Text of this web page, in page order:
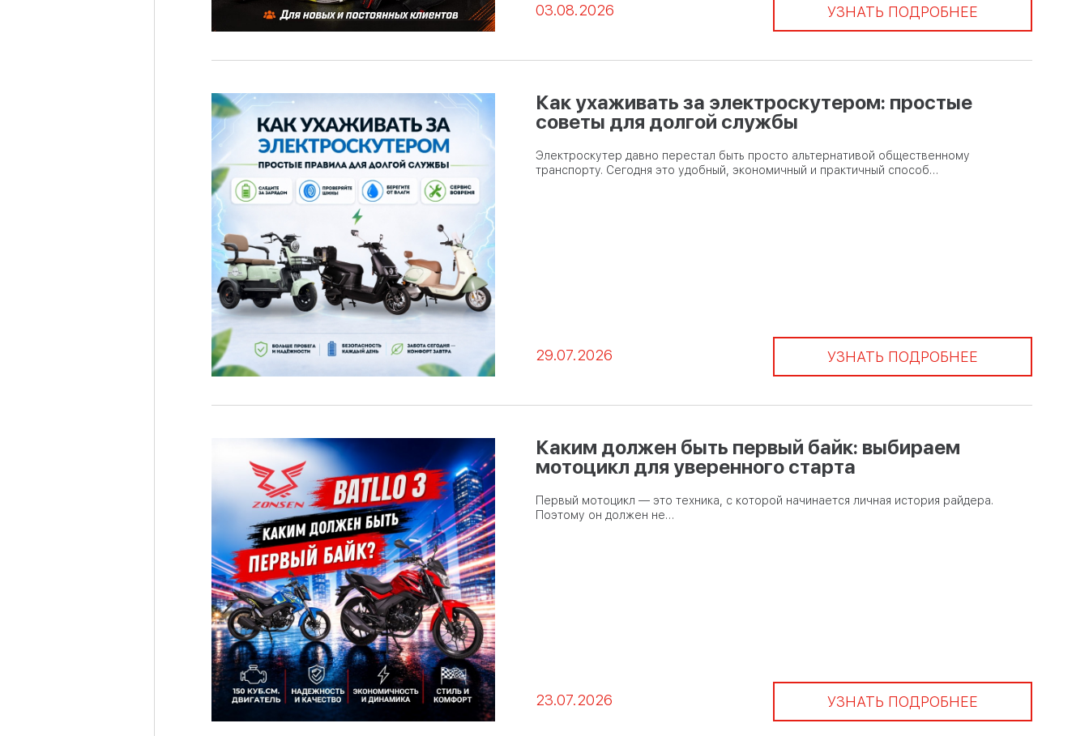
03.08.2026 УЗНАТЬ ПОДРОБНЕЕ
Как ухаживать за электроскутером: простые
советы для долгой службы
Электроскутер давно перестал быть просто альтернативой общественному
транспорту. Сегодня это удобный, экономичный и практичный способ…
29.07.2026 УЗНАТЬ ПОДРОБНЕЕ
Каким должен быть первый байк: выбираем
мотоцикл для уверенного старта
Первый мотоцикл — это техника, с которой начинается личная история райдера.
Поэтому он должен не…
23.07.2026 УЗНАТЬ ПОДРОБНЕЕ